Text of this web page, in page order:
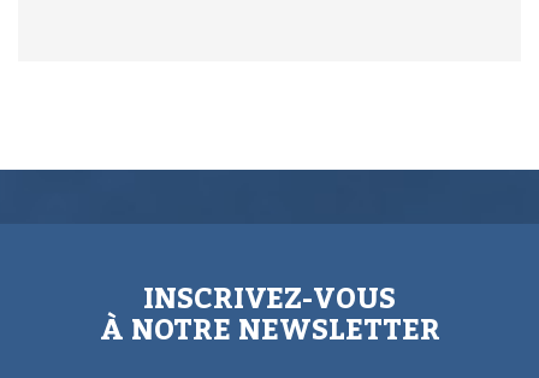
INSCRIVEZ-VOUS
À NOTRE NEWSLETTER